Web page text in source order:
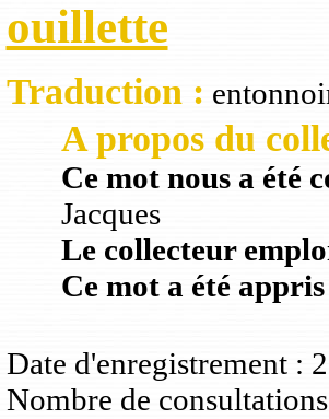
ouillette
Traduction :
A propos du
Ce mot nous a été
Jacques
Le collecteur
Ce mot a été
Date d'enregistrement :
Nombre de